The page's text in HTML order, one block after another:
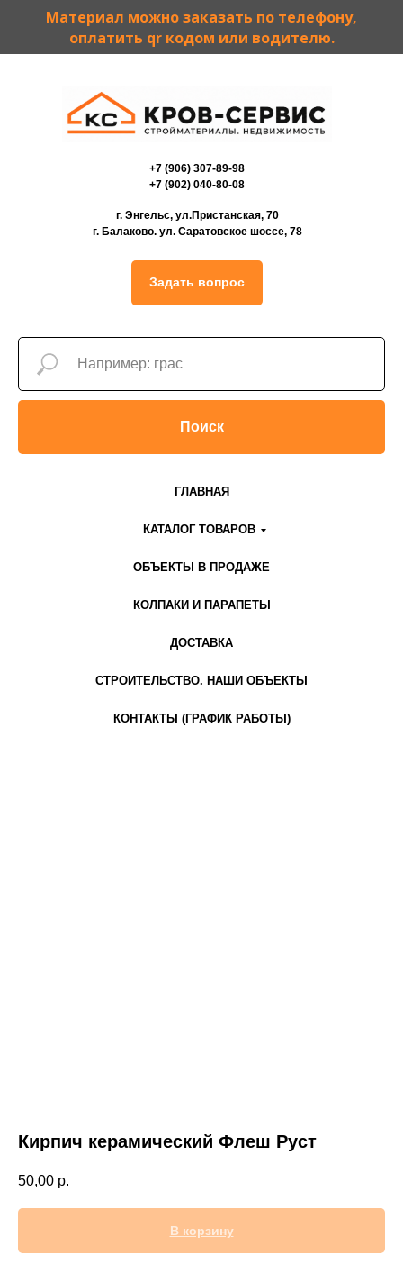
Материал можно заказать по телефону,
оплатить qr кодом или водителю.
+7 (906) 307-89-98
+7 (902) 040-80-08
г. Энгельс, ул.Пристанская, 70
г. Балаково. ул. Саратовское шоссе, 78
Задать вопрос
Поиск
ГЛАВНАЯ
КАТАЛОГ ТОВАРОВ
ОБЪЕКТЫ В ПРОДАЖЕ
КОЛПАКИ И ПАРАПЕТЫ
ДОСТАВКА
СТРОИТЕЛЬСТВО. НАШИ ОБЪЕКТЫ
КОНТАКТЫ (ГРАФИК РАБОТЫ)
Кирпич керамический Флеш Руст
50,00 р.
В корзину